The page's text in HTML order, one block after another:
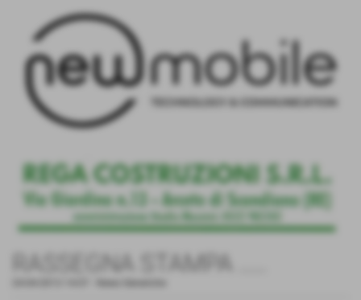
RASSEGNA STAMPA .....